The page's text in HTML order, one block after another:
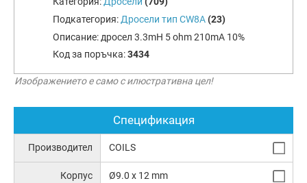
Подкатегория: Дросели тип CW8A(23)
Описание: дросел 3.3mH 5 ohm 210mA 10%
Код за поръчка:3434
Изображението е само с илюстративна цел!
Спецификация
Производител COILS
Корпус Ø9.0 x 12 mm